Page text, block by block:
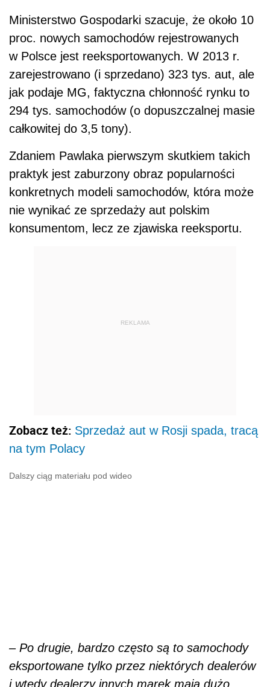
Ministerstwo Gospodarki szacuje, że około 10
proc. nowych samochodów rejestrowanych
w Polsce jest reeksportowanych. W 2013 r.
zarejestrowano (i sprzedano) 323 tys. aut, ale
jak podaje MG, faktyczna chłonność rynku to
294 tys. samochodów (o dopuszczalnej masie
całkowitej do 3,5 tony).
Zdaniem Pawlaka pierwszym skutkiem takich
praktyk jest zaburzony obraz popularności
konkretnych modeli samochodów, która może
nie wynikać ze sprzedaży aut polskim
konsumentom, lecz ze zjawiska reeksportu.
REKLAMA
Zobacz też: Sprzedaż aut w Rosji spada, tracą
na tym Polacy
Dalszy ciąg materiału pod wideo
– Po drugie, bardzo często są to samochody
eksportowane tylko przez niektórych dealerów
i wtedy dealerzy innych marek mają dużo